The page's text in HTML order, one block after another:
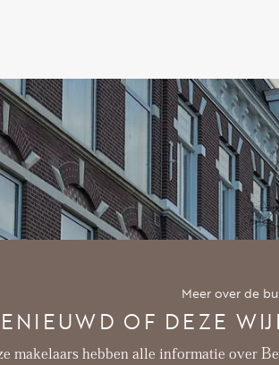
on the front side of the
bathroom. The bathroom is
-
-
Meer over de
OF DEZE
makelaars hebben alle informatie over